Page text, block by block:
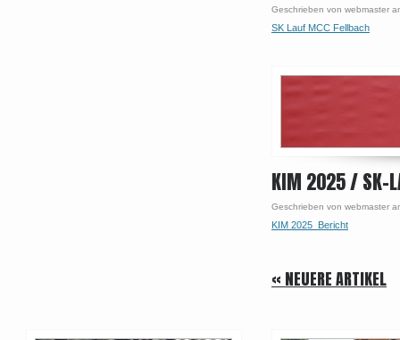
Geschrieben von webmaster
SK Lauf MCC Fellbach
KIM 2025 / SK-
Geschrieben von webmaster
KIM 2025_Bericht
Post navigation
« NEUERE ARTIKEL